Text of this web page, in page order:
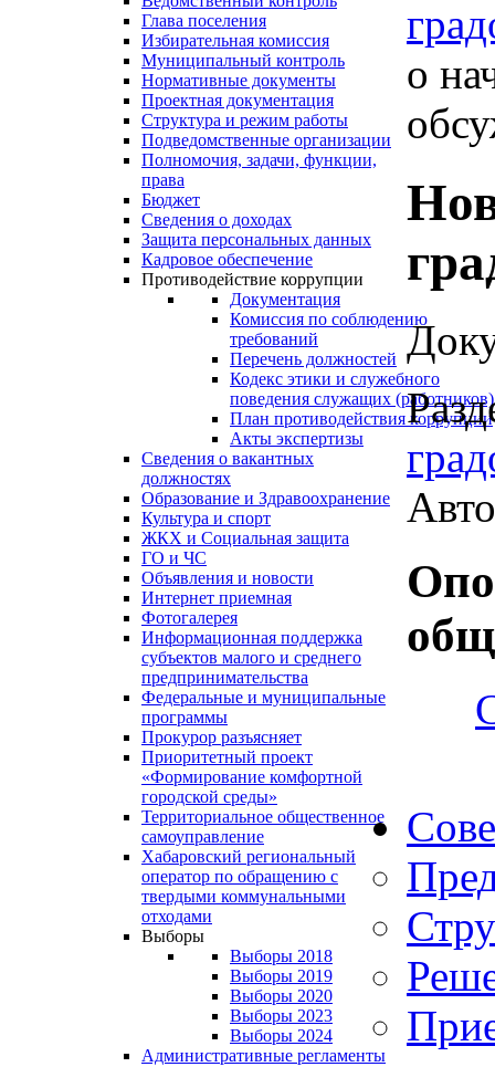
Глава поселения
Избирательная комиссия
Муниципальный контроль
Нормативные документы
Проектная документация
Структура и режим работы
Подведомственные организации
Полномочия, задачи, функции,
права
Бюджет
Сведения о доходах
Защита персональных данных
Кадровое обеспечение
Противодействие коррупции
Документация
Комиссия по соблюдению
требований
Перечень должностей
Кодекс этики и служебного
поведения служащих (работников)
План противодействия коррупции
Акты экспертизы
Сведения о вакантных
должностях
Образование и Здравоохранение
Культура и спорт
ЖКХ и Социальная защита
ГО и ЧС
Объявления и новости
Интернет приемная
Фотогалерея
Информационная поддержка
субъектов малого и среднего
предпринимательства
Федеральные и муниципальные
программы
Прокурор разъясняет
Приоритетный проект
«Формирование комфортной
городской среды»
Территориальное общественное
самоуправление
Хабаровский региональный
оператор по обращению с
твердыми коммунальными
отходами
Выборы
Выборы 2018
Выборы 2019
Выборы 2020
Выборы 2023
Выборы 2024
Административные регламенты
о